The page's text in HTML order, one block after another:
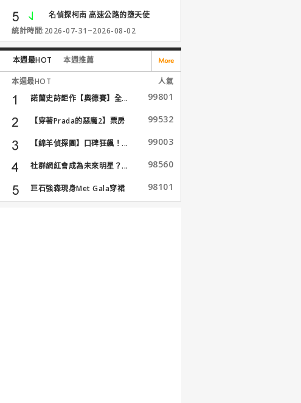
名偵探柯南 高速公路的墮天使
統計時間:2026-07-31~2026-08-02
本週最HOT 本週推薦
本週最HOT
人氣
諾蘭史詩鉅作【奧德賽】全...
99801
【穿著Prada的惡魔2】票房
99532
【綿羊偵探團】口碑狂飆！... 99003
社群網紅會成為未來明星？... 98560
巨石強森現身Met Gala穿裙
子...
98101